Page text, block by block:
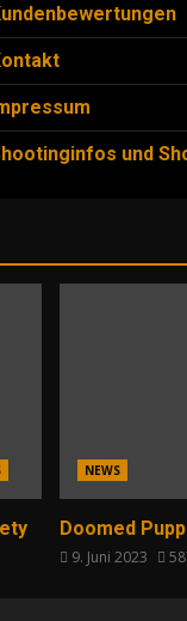
und
NEWS
Doomed
9. Juni 2023